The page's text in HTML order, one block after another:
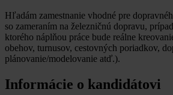
Hľadám zamestnanie vhodné pre
so zameraním na železničnú dopravu,
ktorého náplňou práce bude reálne
obehov, turnusov, cestovných poriadkov,
plánovanie/modelovanie atď.).
Informácie o kandidátovi